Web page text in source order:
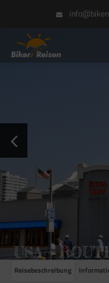
USA –
Reisebeschreibung